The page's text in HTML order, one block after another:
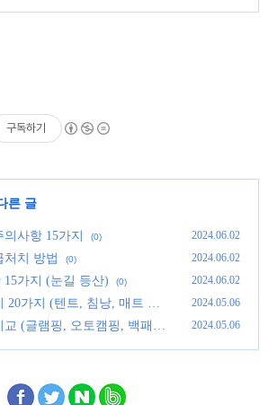
구독하기
른 글
사항 15가지 (0) 2024.06.02
처치 방법 (0) 2024.06.02
가지 (눈길 등산) (0) 2024.06.02
20가지 (텐트, 침낭, 매트 등) 2024.05.06
교 (글램핑, 오토캠핑, 백패킹
2024.05.06